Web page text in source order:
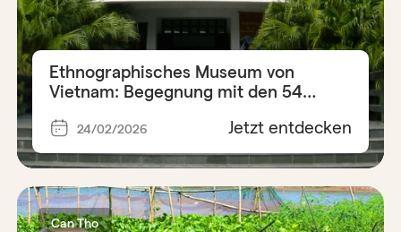
Ethnographisches Museum von
Vietnam: Begegnung mit den 54
24/02/2026 Jetzt entdecken
Can Tho